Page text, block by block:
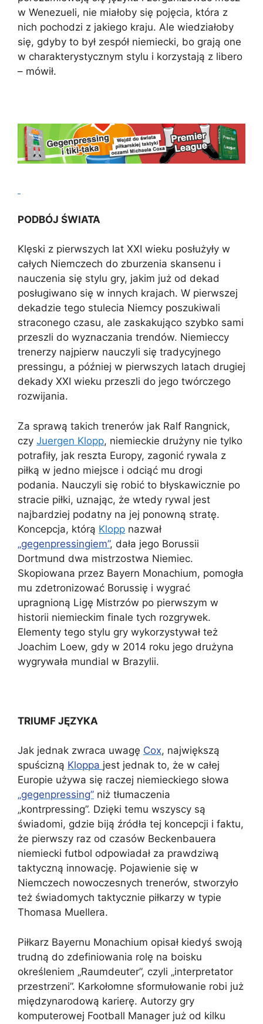
w Wenezueli, nie miałoby się pojęcia, która z
nich pochodzi z jakiego kraju. Ale wiedziałoby
się, gdyby to był zespół niemiecki, bo grają one
w charakterystycznym stylu i korzystają z libero
– mówił.
PODBÓJ ŚWIATA
Klęski z pierwszych lat XXI wieku posłużyły w
całych Niemczech do zburzenia skansenu i
nauczenia się stylu gry, jakim już od dekad
posługiwano się w innych krajach. W pierwszej
dekadzie tego stulecia Niemcy poszukiwali
straconego czasu, ale zaskakująco szybko sami
przeszli do wyznaczania trendów. Niemieccy
trenerzy najpierw nauczyli się tradycyjnego
pressingu, a później w pierwszych latach drugiej
dekady XXI wieku przeszli do jego twórczego
rozwijania.
Za sprawą takich trenerów jak Ralf Rangnick,
czy Juergen Klopp, niemieckie drużyny nie tylko
potrafiły, jak reszta Europy, zagonić rywala z
piłką w jedno miejsce i odciąć mu drogi
podania. Nauczyli się robić to błyskawicznie po
stracie piłki, uznając, że wtedy rywal jest
najbardziej podatny na jej ponowną stratę.
Koncepcja, którą Klopp nazwał
„gegenpressingiem”, dała jego Borussii
Dortmund dwa mistrzostwa Niemiec.
Skopiowana przez Bayern Monachium, pomogła
mu zdetronizować Borussię i wygrać
upragnioną Ligę Mistrzów po pierwszym w
historii niemieckim finale tych rozgrywek.
Elementy tego stylu gry wykorzystywał też
Joachim Loew, gdy w 2014 roku jego drużyna
wygrywała mundial w Brazylii.
TRIUMF JĘZYKA
Jak jednak zwraca uwagę Cox, największą
spuścizną Kloppa jest jednak to, że w całej
Europie używa się raczej niemieckiego słowa
„gegenpressing” niż tłumaczenia
„kontrpressing”. Dzięki temu wszyscy są
świadomi, gdzie biją źródła tej koncepcji i faktu,
że pierwszy raz od czasów Beckenbauera
niemiecki futbol odpowiadał za prawdziwą
taktyczną innowację. Pojawienie się w
Niemczech nowoczesnych trenerów, stworzyło
też świadomych taktycznie piłkarzy w typie
Thomasa Muellera.
Piłkarz Bayernu Monachium opisał kiedyś swoją
trudną do zdefiniowania rolę na boisku
określeniem „Raumdeuter”, czyli „interpretator
przestrzeni”. Karkołomne sformułowanie robi już
międzynarodową karierę. Autorzy gry
komputerowej Football Manager już od kilku